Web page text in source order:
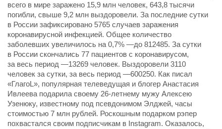
всего в мире заражено 15,9 млн человек, 643,8 тысячи
погибли, свыше 9,2 млн выздоровели. За последние сутки
в России зафиксировано 5765 случаев заражения
коронавирусной инфекцией. Общее количество
заболевших увеличилось на 0,7% —до 812485. За сутки
в России скончались 77 пациентов с коронавирусом,
за весь период —13269 человек. Выздоровели 3110
человек за сутки, за весь период —600250. Как писал
«ГлагоL», популярная телеведущая и блогер Анастасия
Ивлеева подарила своему 26-летнему мужу Алексею
Узенюку, известному под псевдонимом Элджей, часы
стоимостью 7 млн рублей. Роскошным подарком рэпер
похвастался своим подписчикам в Instagram. Оказалось,